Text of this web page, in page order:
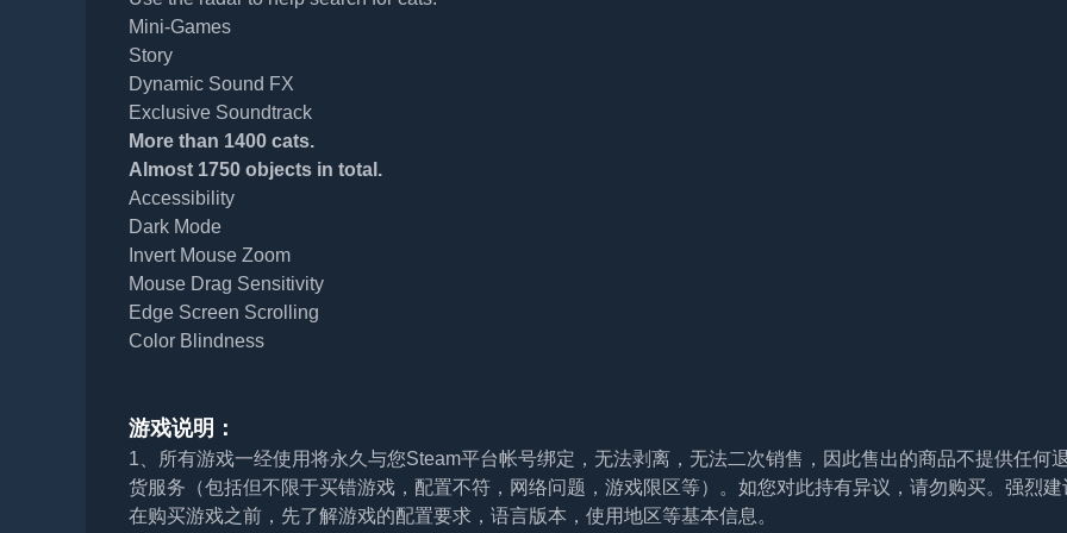
Mini-Games
Story
Dynamic Sound FX
Exclusive Soundtrack
More than 1400 cats.
Almost 1750 objects in total.
Accessibility
Dark Mode
Invert Mouse Zoom
Mouse Drag Sensitivity
Edge Screen Scrolling
Color Blindness
游戏说明：
1、所有游戏一经使用将永久与您Steam平台帐号绑定，无法剥离，无法二次销售，因此售出的商品不提供任何
货服务（包括但不限于买错游戏，配置不符，网络问题，游戏限区等）。如您对此持有异议，请勿购买。强烈建
在购买游戏之前，先了解游戏的配置要求，语言版本，使用地区等基本信息。